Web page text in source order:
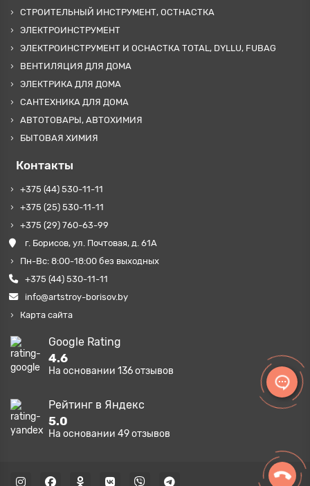
СТРОИТЕЛЬНЫЙ ИНСТРУМЕНТ, ОСТНАСТКА
ЭЛЕКТРОИНСТРУМЕНТ
ЭЛЕКТРОИНСТРУМЕНТ И ОСНАСТКА TOTAL, DYLLU, FUBAG
ВЕНТИЛЯЦИЯ ДЛЯ ДОМА
ЭЛЕКТРИКА ДЛЯ ДОМА
САНТЕХНИКА ДЛЯ ДОМА
АВТОТОВАРЫ, АВТОХИМИЯ
БЫТОВАЯ ХИМИЯ
Контакты
+375 (44) 530-11-11
+375 (25) 530-11-11
+375 (29) 760-63-99
г. Борисов, ул. Почтовая, д. 61А
Пн-Вс: 8:00-18:00 без выходных
+375 (44) 530-11-11
info@artstroy-borisov.by
Карта сайта
Google Rating
4.6
На основании 136отзывов
Рейтинг в Яндекс
5.0
На основании 49отзывов